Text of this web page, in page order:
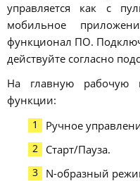
управляется как с
мобильное
функционал ПО.
действуйте согласно
На главную рабочую
функции:
Ручное
Старт/Пауза.
N-образный